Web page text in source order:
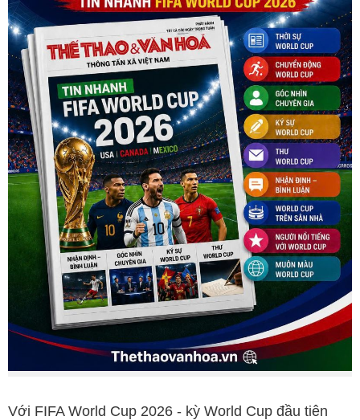
Với FIFA World Cup 2026 - kỳ World Cup đầu tiên